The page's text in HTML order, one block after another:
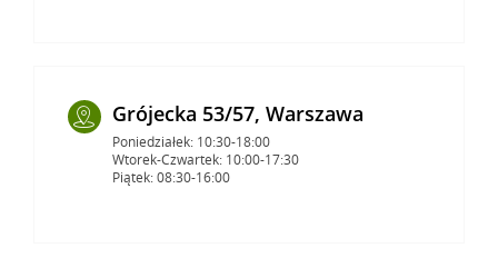
Grójecka 53/57, Warszawa
Poniedziałek: 10:30-18:00
Wtorek-Czwartek: 10:00-17:30
Piątek: 08:30-16:00